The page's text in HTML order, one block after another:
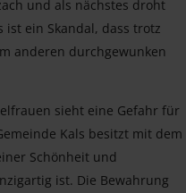
und als nächstes droht
ist ein Skandal, dass trotz
anderen durchgewunken
sieht eine Gefahr für
Kals besitzt mit dem
Schönheit und
ist. Die Bewahrung